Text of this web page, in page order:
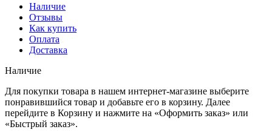
Наличие
Отзывы
Как купить
Оплата
Доставка
Наличие
Для покупки товара в нашем интернет-магазине выберите
понравившийся товар и добавьте его в корзину. Далее
перейдите в Корзину и нажмите на «Оформить заказ» или
«Быстрый заказ».